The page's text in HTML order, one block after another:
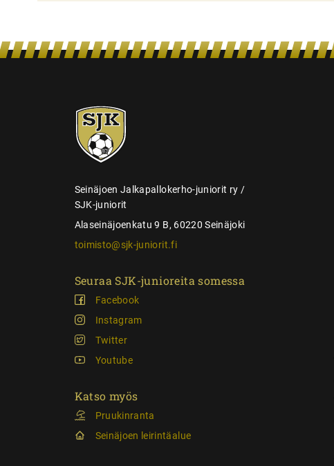
n
SJK-
juniorit
Seinäjoen Jalkapallokerho-juniorit ry /
SJK-juniorit
Alaseinäjoenkatu 9 B, 60220 Seinäjoki
toimisto@sjk-juniorit.fi
Seuraa SJK-junioreita somessa
Facebook
Instagram
Twitter
Youtube
Katso myös
Pruukinranta
Seinäjoen leirintäalue